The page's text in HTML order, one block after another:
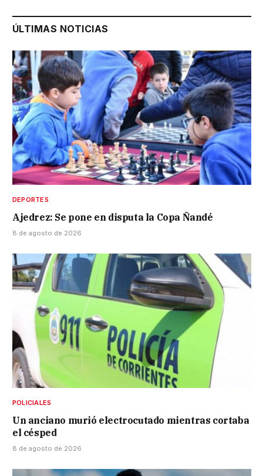
ÚLTIMAS NOTICIAS
DEPORTES
Ajedrez: Se pone en disputa la Copa Ñandé
8 de agosto de 2026
POLICIALES
Un anciano murió electrocutado mientras cortaba
el césped
8 de agosto de 2026